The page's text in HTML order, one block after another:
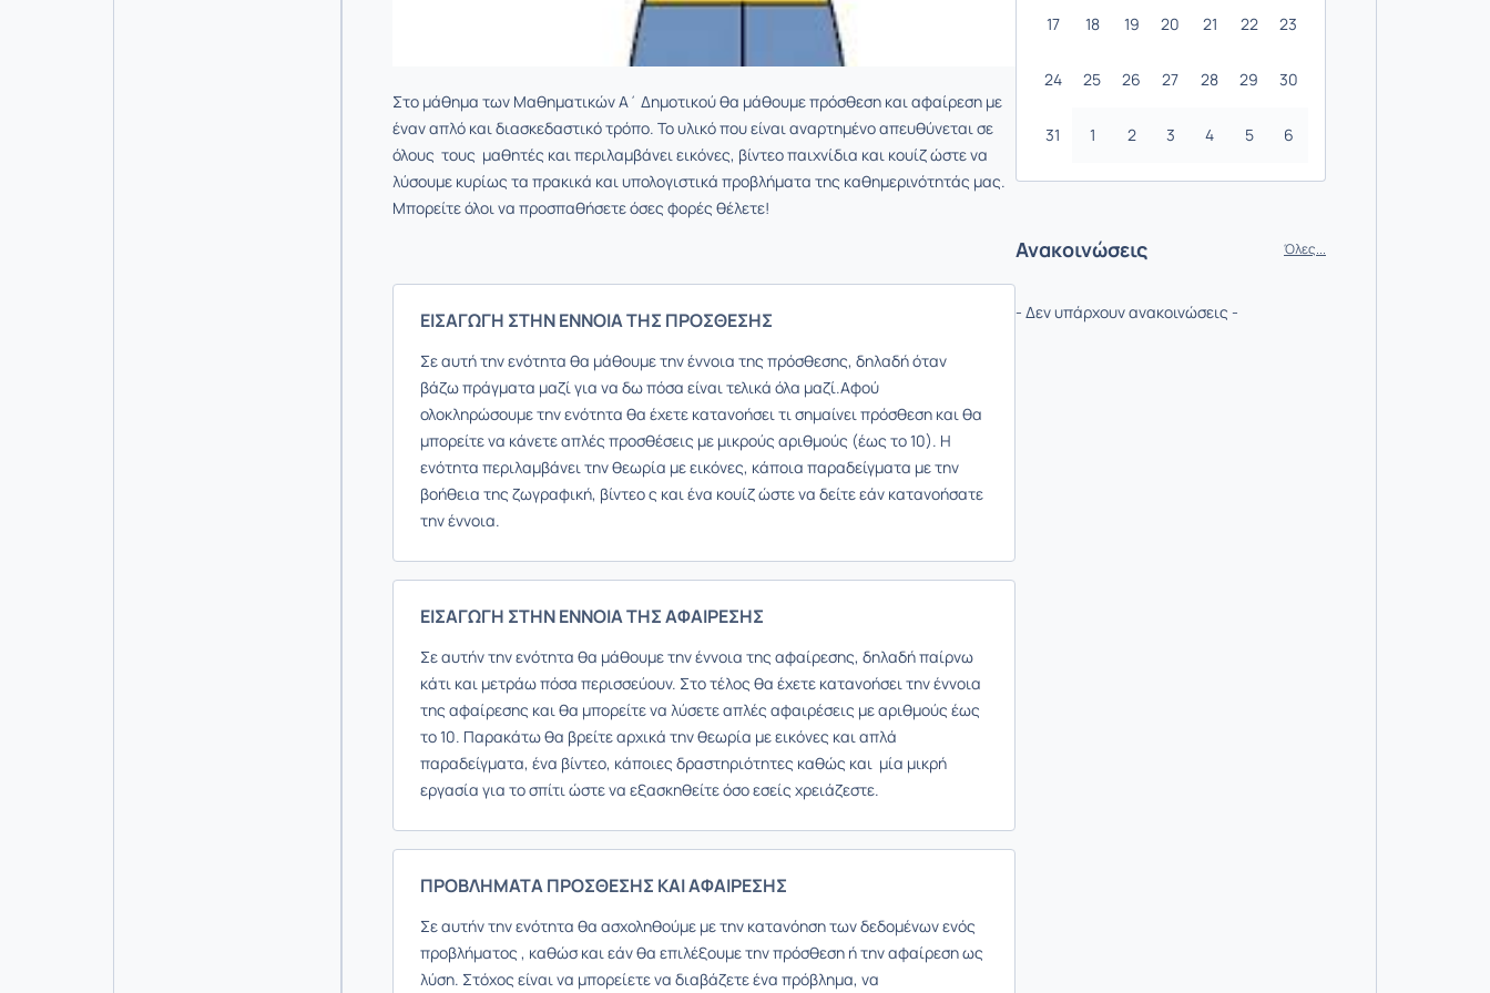
Στο μάθημα των Μαθηματικών Α΄ Δημοτικού θα μάθουμε πρόσθεση και αφαίρεση με
έναν απλό και διασκεδαστικό τρόπο. Το υλικό που είναι αναρτημένο απευθύνεται σε
όλους τους μαθητές και περιλαμβάνει εικόνες, βίντεο παιχνίδια και κουίζ ώστε να
λύσουμε κυρίως τα πρακικά και υπολογιστικά προβλήματα της καθημερινότητάς μας.
Μπορείτε όλοι να προσπαθήσετε όσες φορές θέλετε!
ΕΙΣΑΓΩΓΗ ΣΤΗΝ ΕΝΝΟΙΑ ΤΗΣ ΠΡΟΣΘΕΣΗΣ
Σε αυτή την ενότητα θα μάθουμε την έννοια της πρόσθεσης, δηλαδή όταν
βάζω πράγματα μαζί για να δω πόσα είναι τελικά όλα μαζί.Αφού
ολοκληρώσουμε την ενότητα θα έχετε κατανοήσει τι σημαίνει πρόσθεση και θα
μπορείτε να κάνετε απλές προσθέσεις με μικρούς αριθμούς (έως το 10). Η
ενότητα περιλαμβάνει την θεωρία με εικόνες, κάποια παραδείγματα με την
βοήθεια της ζωγραφική, βίντεο ς και ένα κουίζ ώστε να δείτε εάν κατανοήσατε
την έννοια.
ΕΙΣΑΓΩΓΗ ΣΤΗΝ ΕΝΝΟΙΑ ΤΗΣ ΑΦΑΙΡΕΣΗΣ
Σε αυτήν την ενότητα θα μάθουμε την έννοια της αφαίρεσης, δηλαδή παίρνω
κάτι και μετράω πόσα περισσεύουν. Στο τέλος θα έχετε κατανοήσει την έννοια
της αφαίρεσης και θα μπορείτε να λύσετε απλές αφαιρέσεις με αριθμούς έως
το 10. Παρακάτω θα βρείτε αρχικά την θεωρία με εικόνες και απλά
παραδείγματα, ένα βίντεο, κάποιες δραστηριότητες καθώς και μία μικρή
εργασία για το σπίτι ώστε να εξασκηθείτε όσο εσείς χρειάζεστε.
ΠΡΟΒΛΗΜΑΤΑ ΠΡΟΣΘΕΣΗΣ ΚΑΙ ΑΦΑΙΡΕΣΗΣ
Σε αυτήν την ενότητα θα ασχοληθούμε με την κατανόηση των δεδομένων ενός
προβλήματος , καθώσ και εάν θα επιλέξουμε την πρόσθεση ή την αφαίρεση ως
λύση. Στόχος είναι να μπορείετε να διαβάζετε ένα πρόβλημα, να
17 18 19 20 21 22 23
24 25 26 27 28 29 30
31 1 2 3 4 5 6
Ανακοινώσεις Όλες...
- Δεν υπάρχουν ανακοινώσεις -